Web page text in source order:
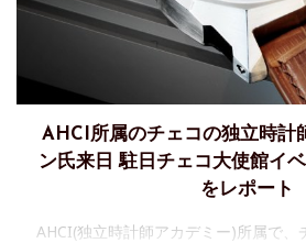
AHCI所属のチェコの独立時計
ン氏来日 駐日チェコ大使館イ
をレポート
AHCI(独立時計師アカデミー)所属で、